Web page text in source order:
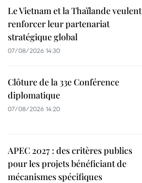
Le Vietnam et la Thaïlande veulent
renforcer leur partenariat
stratégique global
07/08/2026 14:30
Clôture de la 33e Conférence
diplomatique
07/08/2026 14:20
APEC 2027 : des critères publics
pour les projets bénéficiant de
mécanismes spécifiques